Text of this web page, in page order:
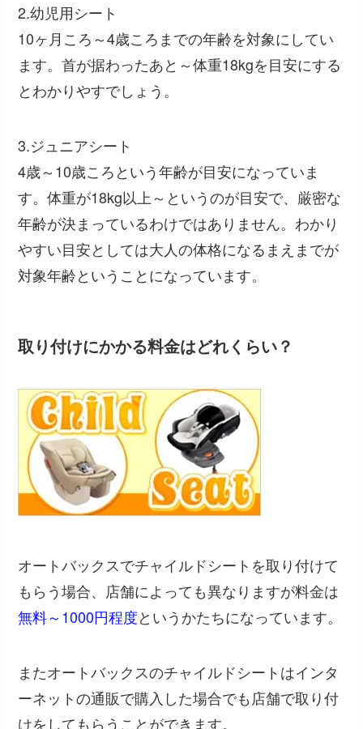
2.幼児用シート
10ヶ月ころ～4歳ころまでの年齢を対象にしてい
ます。首が据わったあと～体重18kgを目安にする
とわかりやすでしょう。
3.ジュニアシート
4歳～10歳ころという年齢が目安になっていま
す。体重が18kg以上～というのが目安で、厳密な
年齢が決まっているわけではありません。わかり
やすい目安としては大人の体格になるまえまでが
対象年齢ということになっています。
取り付けにかかる料金はどれくらい？
オートバックスでチャイルドシートを取り付けて
もらう場合、店舗によっても異なりますが料金は
無料～1000円程度というかたちになっています。
またオートバックスのチャイルドシートはインタ
ーネットの通販で購入した場合でも店舗で取り付
けをしてもらうことができます。